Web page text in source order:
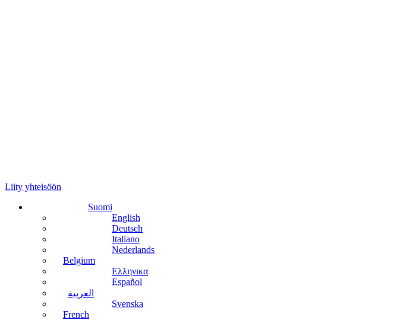
Liity yhteisöön
Suomi
English
Deutsch
Italiano
Nederlands
Belgium
Ελληνικα
Español
العربية
Svenska
French